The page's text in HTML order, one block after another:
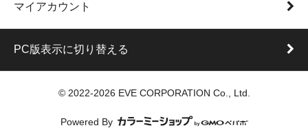
マイアカウント
PC版表示に切り替える
© 2022-2026 EVE CORPORATION Co., Ltd.
Powered By